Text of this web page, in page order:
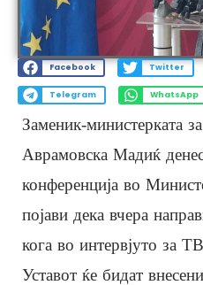
Facebook Twitter
Telegram WhatsApp
Заменик-министерката
Аврамовска Мадиќ
конференција во
појави дека вчера
кога во интервјуто за
Уставот ќе бидат